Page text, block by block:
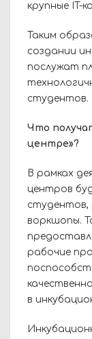
крупные
IT-
Таким
создании
послужат
студентов.
Что
центре»?
В рамках
центров
студентов,
воркшопы.
рабочие
в